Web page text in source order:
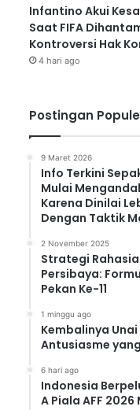
Infantino Akui
Saat FIFA
Kontroversi Hak
4 hari ago
Postingan
9 Maret 2026
Info Terkini
Mulai
Karena Dinilai
Dengan Taktik
2 November 2025
Strategi
Persibaya:
Pekan Ke-11
1 minggu ago
Kembalinya
Antusiasme
6 hari ago
Indonesia
A Piala AFF 2026